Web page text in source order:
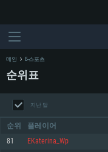
메인 E-스포츠
순위표
지난 달
순위 플레이어
81 EKaterina_Wp